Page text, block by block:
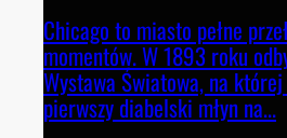
Chicago to miasto pełne
momentów. W 1893 roku
Wystawa Światowa, na
pierwszy diabelski młyn na...